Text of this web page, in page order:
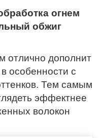
огнем
обжиг
отлично дополнит
особенности с
Тем самым
эффектнее
волокон